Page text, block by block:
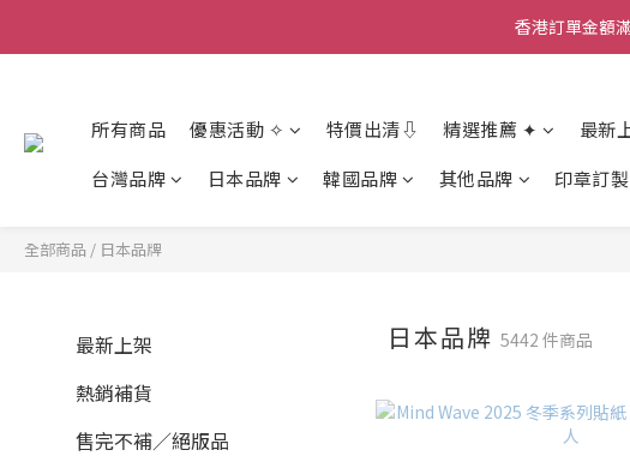
香港訂單金額
【網店限
所有商品 優惠活動 ✧ 特價出清⇩ 精選推薦 ✦ 最新
台灣品牌
日本品牌 韓國品牌 其他品牌 印章訂製
全部商品 / 日本品牌
最新上架
熱銷補貨
售完不補／絕版品
日本品牌5442 件商品